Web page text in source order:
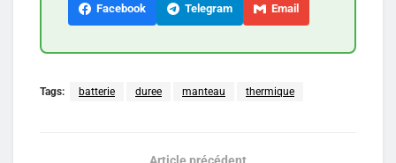
Facebook Telegram Email
Tags: batterie duree manteau thermique
Article précédent